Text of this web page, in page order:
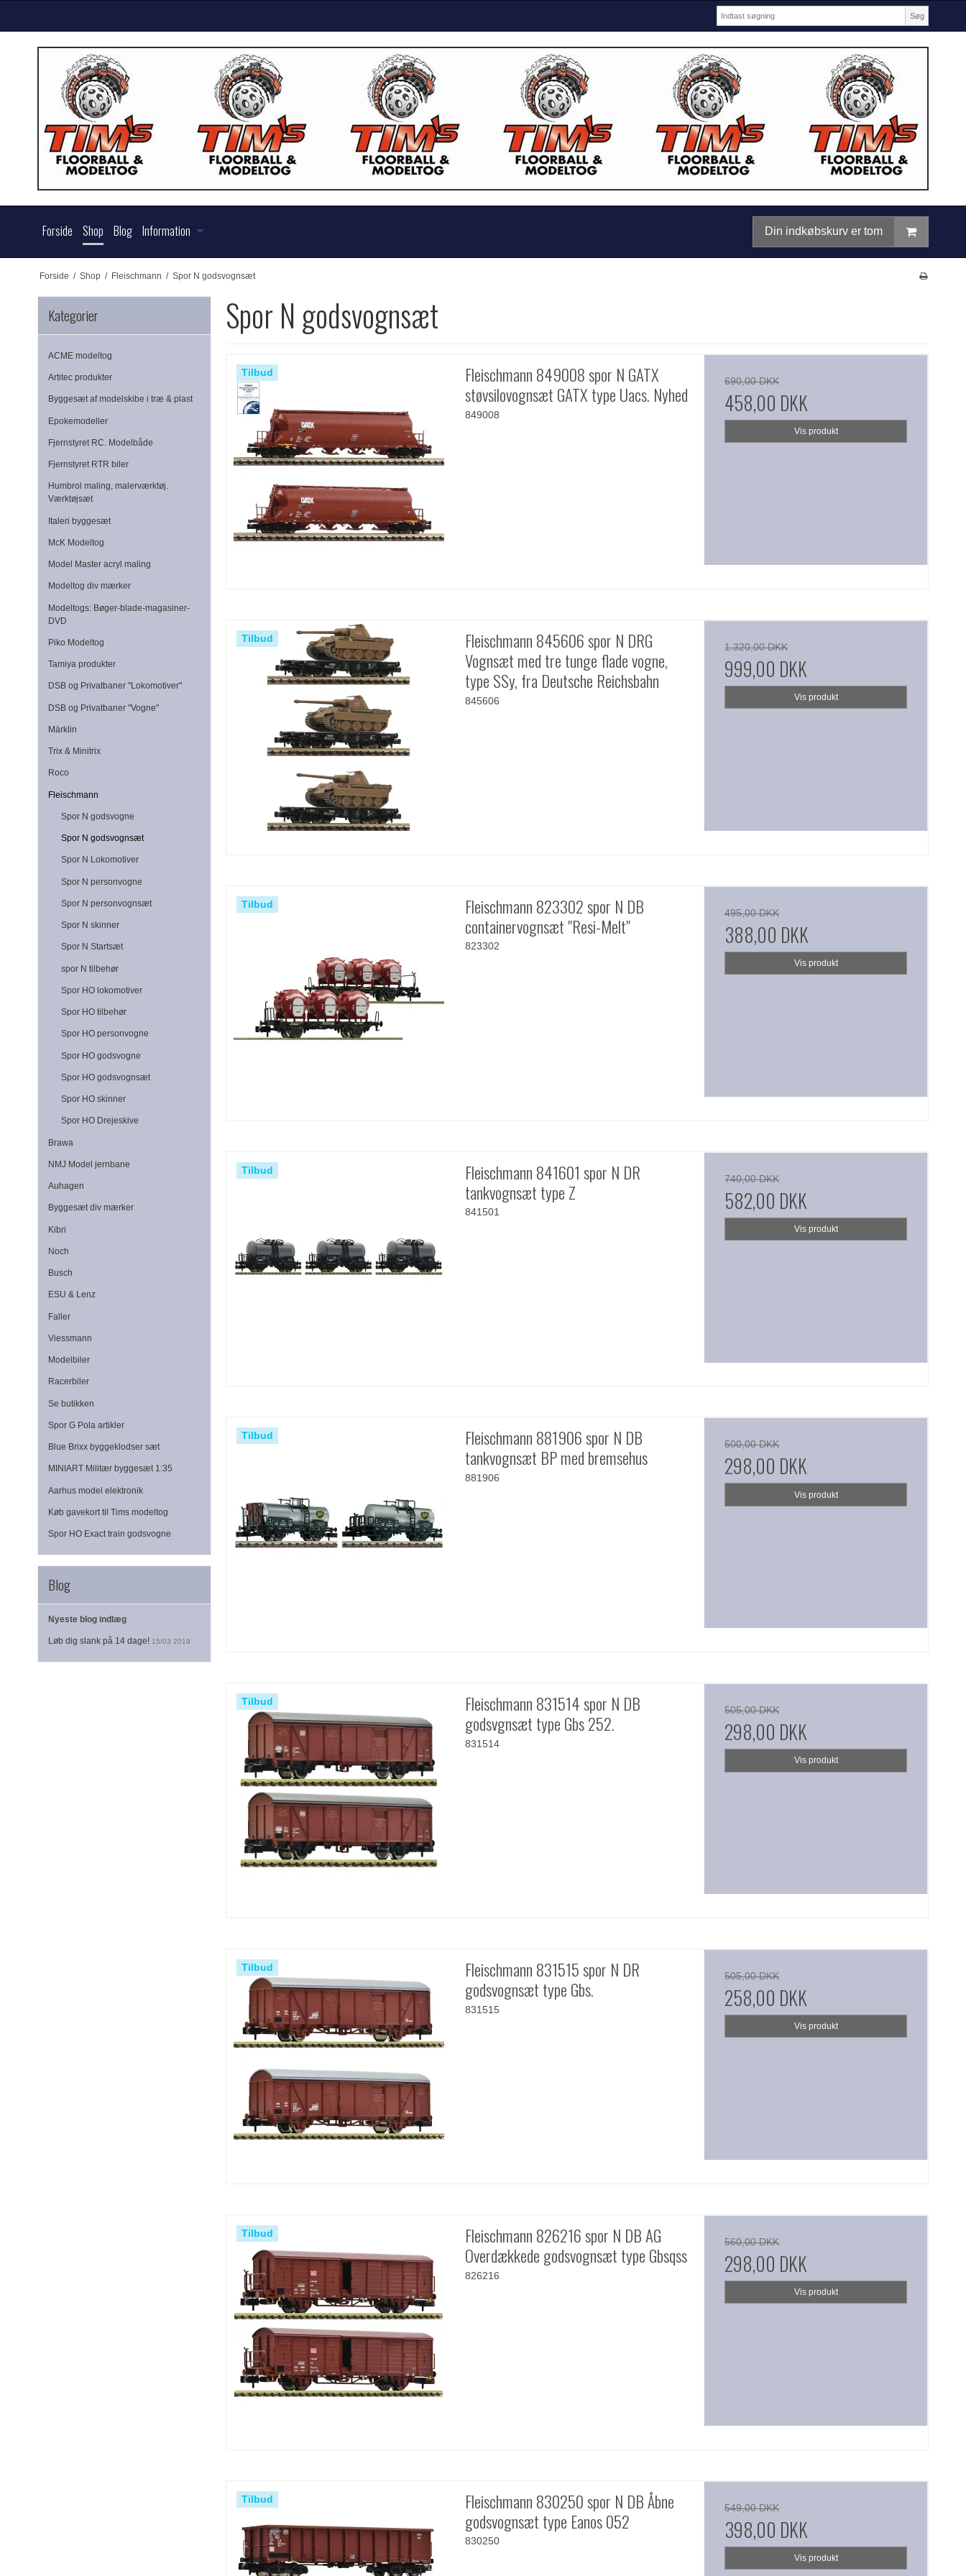
Søg
Forside Shop Blog Information Din indkøbskurv er tom
Forside / Shop / Fleischmann / Spor N godsvognsæt
Kategorier
ACME modeltog
Artitec produkter
Byggesæt af modelskibe i træ & plast
Epokemodeller
Fjernstyret RC. Modelbåde
Fjernstyret RTR biler
Humbrol maling, malerværktøj.
Værktøjsæt
Italeri byggesæt
McK Modeltog
Model Master acryl maling
Modeltog div mærker
Modeltogs: Bøger-blade-magasiner-
DVD
Piko Modeltog
Tamiya produkter
DSB og Privatbaner "Lokomotiver"
DSB og Privatbaner "Vogne"
Märklin
Trix & Minitrix
Roco
Fleischmann
Spor N godsvogne
Spor N godsvognsæt
Spor N Lokomotiver
Spor N personvogne
Spor N personvognsæt
Spor N skinner
Spor N Startsæt
spor N tilbehør
Spor HO lokomotiver
Spor HO tilbehør
Spor HO personvogne
Spor HO godsvogne
Spor HO godsvognsæt
Spor HO skinner
Spor HO Drejeskive
Brawa
NMJ Model jernbane
Auhagen
Byggesæt div mærker
Kibri
Noch
Busch
ESU & Lenz
Faller
Viessmann
Modelbiler
Racerbiler
Se butikken
Spor G Pola artikler
Blue Brixx byggeklodser sæt
MINIART Militær byggesæt 1:35
Aarhus model elektronik
Køb gavekort til Tims modeltog
Spor HO Exact train godsvogne
Blog
Nyeste blog indlæg
Løb dig slank på 14 dage! 15/03 2019
Spor N godsvognsæt
Tilbud
Fleischmann 849008 spor N GATX
støvsilovognsæt GATX type Uacs. Nyhed
849008
690,00 DKK
458,00 DKK
Vis produkt
Tilbud
Fleischmann 845606 spor N DRG
Vognsæt med tre tunge flade vogne,
type SSy, fra Deutsche Reichsbahn
845606
1.320,00 DKK
999,00 DKK
Vis produkt
Tilbud
Fleischmann 823302 spor N DB
containervognsæt "Resi-Melt"
823302
495,00 DKK
388,00 DKK
Vis produkt
Tilbud
Fleischmann 841601 spor N DR
tankvognsæt type Z
841501
740,00 DKK
582,00 DKK
Vis produkt
Tilbud
Fleischmann 881906 spor N DB
tankvognsæt BP med bremsehus
881906
500,00 DKK
298,00 DKK
Vis produkt
Tilbud
Fleischmann 831514 spor N DB
godsvgnsæt type Gbs 252.
831514
505,00 DKK
298,00 DKK
Vis produkt
Tilbud
Fleischmann 831515 spor N DR
godsvognsæt type Gbs.
831515
505,00 DKK
258,00 DKK
Vis produkt
Tilbud
Fleischmann 826216 spor N DB AG
Overdækkede godsvognsæt type Gbsqss
826216
560,00 DKK
298,00 DKK
Vis produkt
Tilbud
Fleischmann 830250 spor N DB Åbne
godsvognsæt type Eanos 052
830250
549,00 DKK
398,00 DKK
Vis produkt